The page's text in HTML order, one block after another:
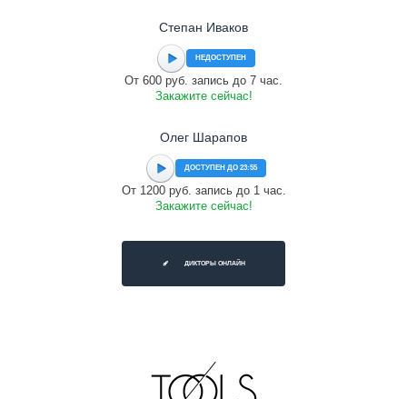
Степан Иваков
НЕДОСТУПЕН
От 600 руб. запись до 7 час.
Закажите сейчас!
Олег Шарапов
ДОСТУПЕН ДО 23:55
От 1200 руб. запись до 1 час.
Закажите сейчас!
ДИКТОРЫ ОНЛАЙН